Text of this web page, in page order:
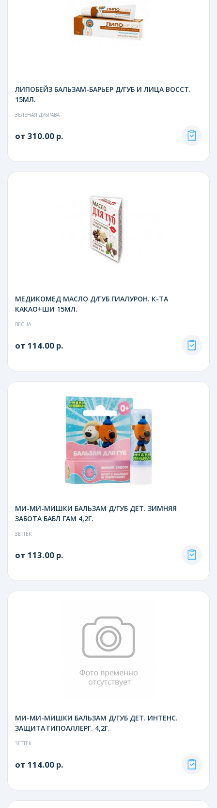
ЛИПОБЕЙЗ БАЛЬЗАМ-БАРЬЕР Д/ГУБ И ЛИЦА ВОССТ.
15МЛ.
ЗЕЛЕНАЯ ДУБРАВА
от 310.00 р.
МЕДИКОМЕД МАСЛО Д/ГУБ ГИАЛУРОН. К-ТА
КАКАО+ШИ 15МЛ.
ВЕСНА
от 114.00 р.
МИ-МИ-МИШКИ БАЛЬЗАМ Д/ГУБ ДЕТ. ЗИМНЯЯ
ЗАБОТА БАБЛ ГАМ 4,2Г.
ЗЕТТЕК
от 113.00 р.
МИ-МИ-МИШКИ БАЛЬЗАМ Д/ГУБ ДЕТ. ИНТЕНС.
ЗАЩИТА ГИПОАЛЛЕРГ. 4,2Г.
ЗЕТТЕК
от 114.00 р.